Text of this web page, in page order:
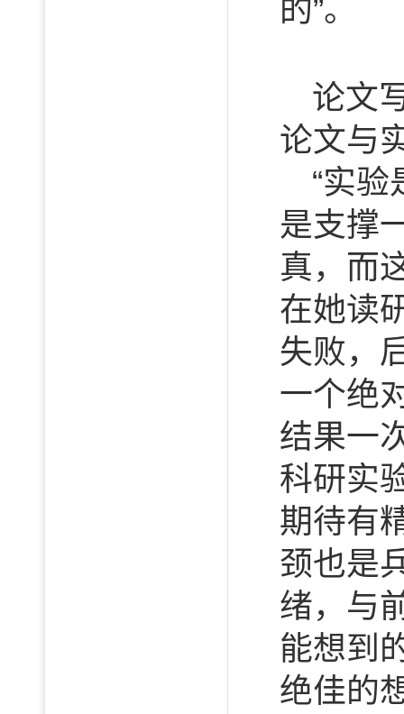
的”。
论文
论文与
“实
是支撑
真，而
在她读
失败，
一个绝
结果一
科研实
期待有
颈也是
绪，与
能想到
绝佳的